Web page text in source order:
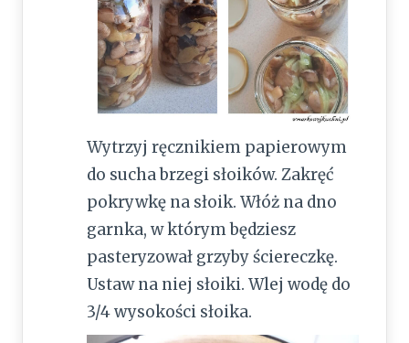
Wytrzyj ręcznikiem papierowym
do sucha brzegi słoików. Zakręć
pokrywkę na słoik. Włóż na dno
garnka, w którym będziesz
pasteryzował grzyby ściereczkę.
Ustaw na niej słoiki. Wlej wodę do
3/4 wysokości słoika.